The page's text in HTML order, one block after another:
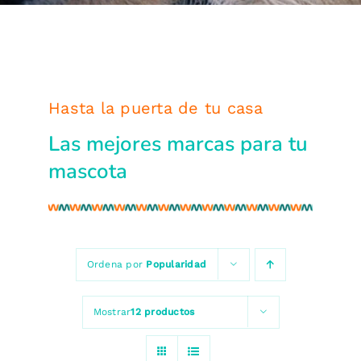
Hasta la puerta de tu casa
Las mejores marcas para tu
mascota
Ordena por Popularidad
Mostrar12 productos